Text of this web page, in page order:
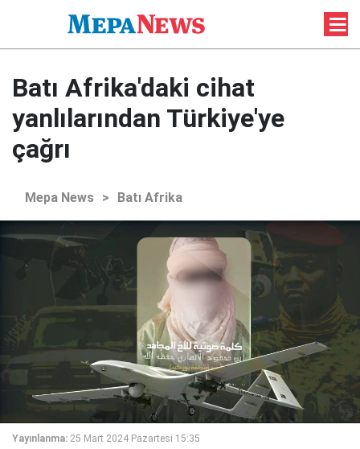
Batı Afrika'daki cihat
yanlılarından Türkiye'ye
çağrı
Mepa News > Batı Afrika
Yayınlanma: 25 Mart 2024 Pazartesi 15:35